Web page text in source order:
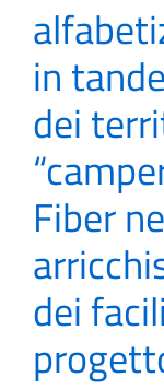
in
dei
Fiber
dei